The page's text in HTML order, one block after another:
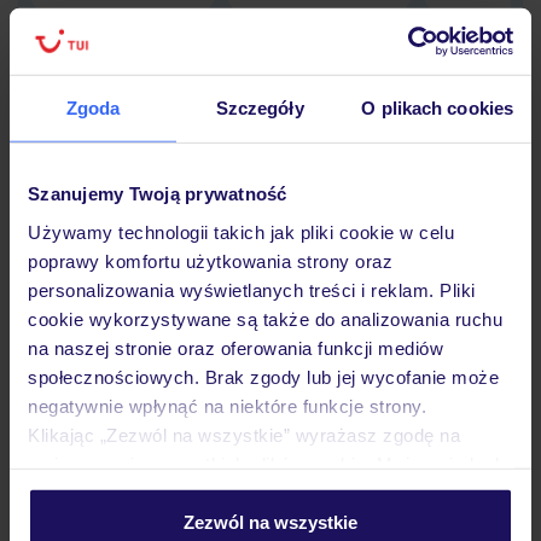
Zgoda Szczegóły O plikach cookies
Szanujemy Twoją prywatność
Używamy technologii takich jak pliki cookie w celu
poprawy komfortu użytkowania strony oraz
personalizowania wyświetlanych treści i reklam. Pliki
cookie wykorzystywane są także do analizowania ruchu
na naszej stronie oraz oferowania funkcji mediów
społecznościowych. Brak zgody lub jej wycofanie może
negatywnie wpłynąć na niektóre funkcje strony.
Klikając „Zezwól na wszystkie” wyrażasz zgodę na
personalizować swój wybór wchodząc w zakładkę
Zezwól na wszystkie
Opinie
Pokoje
Wyżywienie
Atrakcje